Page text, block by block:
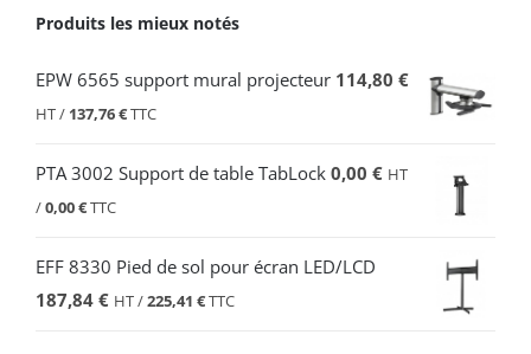
Produits les mieux notés
EPW 6565 support mural projecteur 114,80 €
HT / 137,76€TTC
PTA 3002 Support de table TabLock 0,00 € HT
/0,00€TTC
EFF 8330 Pied de sol pour écran LED/LCD
187,84 € HT /225,41 €TTC